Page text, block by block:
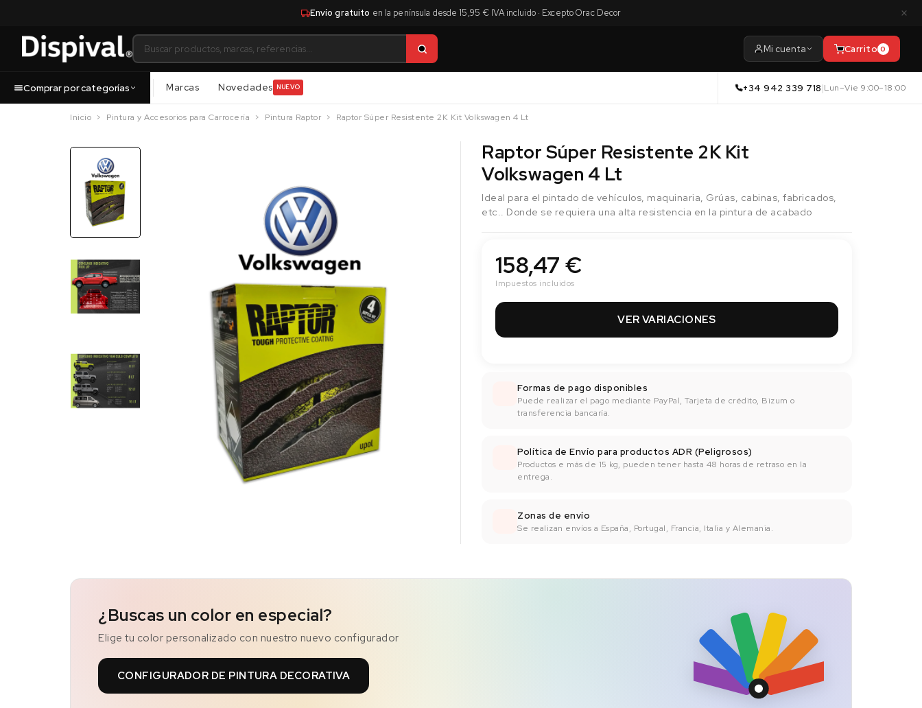
Envío gratuito en la península desde 15,95 € IVA incluido · Excepto Orac Decor ×
Mi cuenta Carrito 0
Comprar por categorías Marcas Novedades NUEVO +34 942 339 718|Lun–Vie 9:00–18:00
Inicio Pintura y Accesorios para Carrocería Pintura Raptor Raptor Súper Resistente 2K Kit Volkswagen 4 Lt
Raptor Súper Resistente 2K Kit
Volkswagen 4 Lt
Ideal para el pintado de vehículos, maquinaria, Grúas, cabinas, fabricados,
etc.. Donde se requiera una alta resistencia en la pintura de acabado
158,47 €
Impuestos incluidos
VER VARIACIONES
Formas de pago disponibles
Puede realizar el pago mediante PayPal, Tarjeta de crédito, Bizum o
transferencia bancaría.
Política de Envío para productos ADR (Peligrosos)
Productos e más de 15 kg, pueden tener hasta 48 horas de retraso en la
entrega.
Zonas de envío
Se realizan envíos a España, Portugal, Francia, Italia y Alemania.
¿Buscas un color en especial?
Elige tu color personalizado con nuestro nuevo configurador
CONFIGURADOR DE PINTURA DECORATIVA